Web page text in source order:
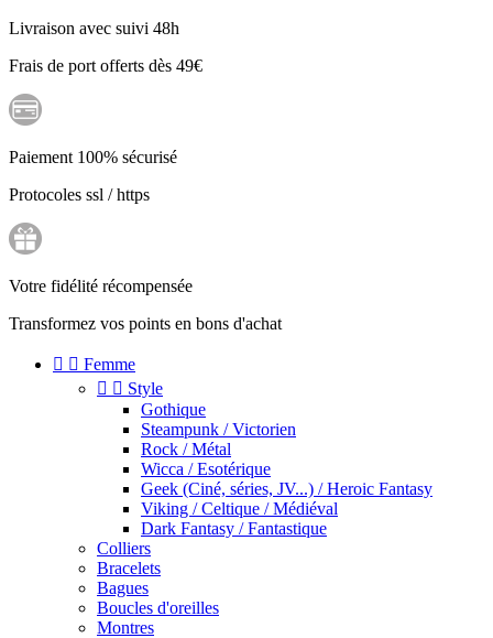
Livraison avec suivi 48h
Frais de port offerts dès 49€
Paiement 100% sécurisé
Protocoles ssl / https
Votre fidélité récompensée
Transformez vos points en bons d'achat
  Femme
  Style
Gothique
Steampunk / Victorien
Rock / Métal
Wicca / Esotérique
Geek (Ciné, séries, JV...) / Heroic Fantasy
Viking / Celtique / Médiéval
Dark Fantasy / Fantastique
Colliers
Bracelets
Bagues
Boucles d'oreilles
Montres